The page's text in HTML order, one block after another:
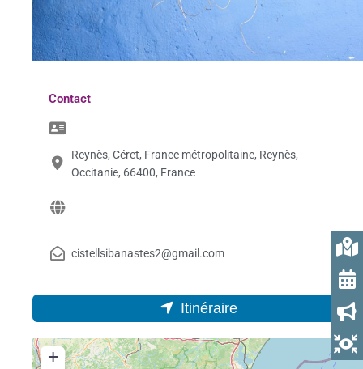
Contact
Reynès, Céret, France métropolitaine, Reynès,
Occitanie, 66400, France
cistellsibanastes2@gmail.com
Itinéraire
+